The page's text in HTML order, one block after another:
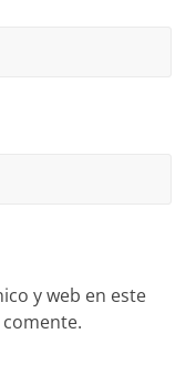
y web en este